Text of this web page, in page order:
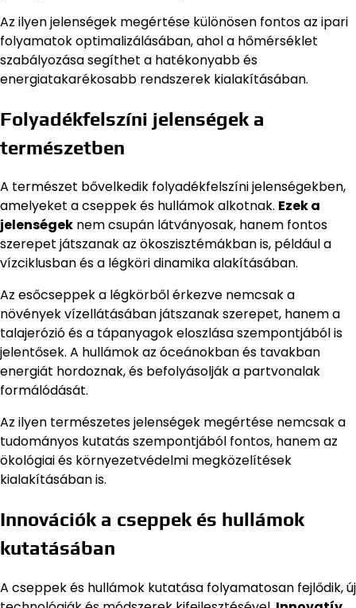
Az ilyen jelenségek megértése különösen fontos az ipari
folyamatok optimalizálásában, ahol a hőmérséklet
szabályozása segíthet a hatékonyabb és
energiatakarékosabb rendszerek kialakításában.
Folyadékfelszíni jelenségek a
természetben
A természet bővelkedik folyadékfelszíni jelenségekben,
amelyeket a cseppek és hullámok alkotnak. Ezek a
jelenségek nem csupán látványosak, hanem fontos
szerepet játszanak az ökoszisztémákban is, például a
vízciklusban és a légköri dinamika alakításában.
Az esőcseppek a légkörből érkezve nemcsak a
növények vízellátásában játszanak szerepet, hanem a
talajerózió és a tápanyagok eloszlása szempontjából is
jelentősek. A hullámok az óceánokban és tavakban
energiát hordoznak, és befolyásolják a partvonalak
formálódását.
Az ilyen természetes jelenségek megértése nemcsak a
tudományos kutatás szempontjából fontos, hanem az
ökológiai és környezetvédelmi megközelítések
kialakításában is.
Innovációk a cseppek és hullámok
kutatásában
A cseppek és hullámok kutatása folyamatosan fejlődik, új